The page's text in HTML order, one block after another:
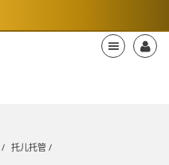
托儿托管